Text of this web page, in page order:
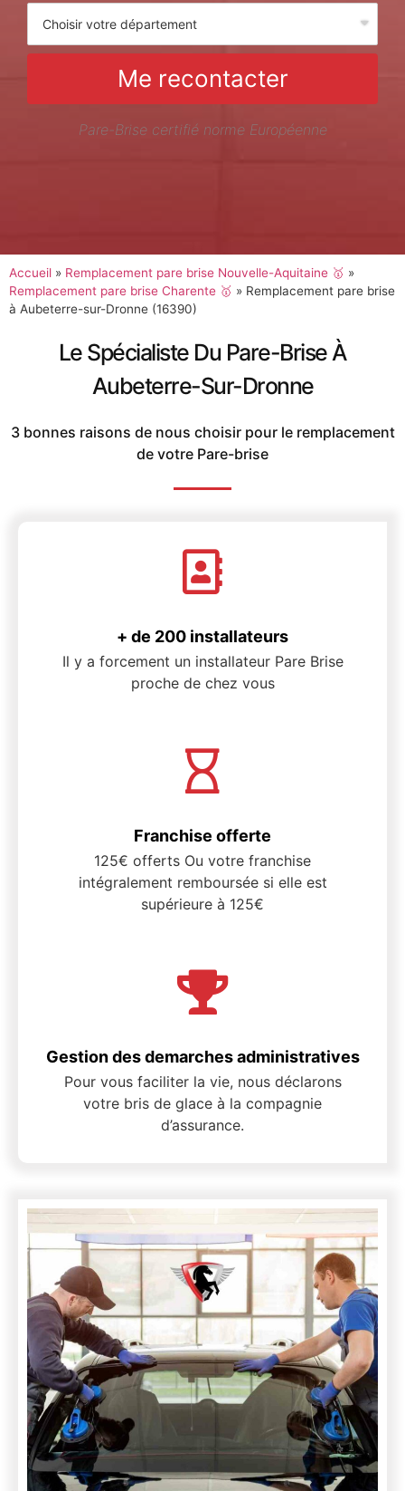
Me recontacter
Pare-Brise certifié norme Européenne
Accueil » Remplacement pare brise Nouvelle-Aquitaine 🥇 »
Remplacement pare brise Charente 🥇 » Remplacement pare brise
à Aubeterre-sur-Dronne (16390)
Le Spécialiste Du Pare-Brise À
Aubeterre-Sur-Dronne
3 bonnes raisons de nous choisir pour le remplacement
de votre Pare-brise
+ de 200 installateurs
Il y a forcement un installateur Pare Brise
proche de chez vous
Franchise offerte
125€ offerts Ou votre franchise
intégralement remboursée si elle est
supérieure à 125€
Gestion des demarches administratives
Pour vous faciliter la vie, nous déclarons
votre bris de glace à la compagnie
d’assurance.